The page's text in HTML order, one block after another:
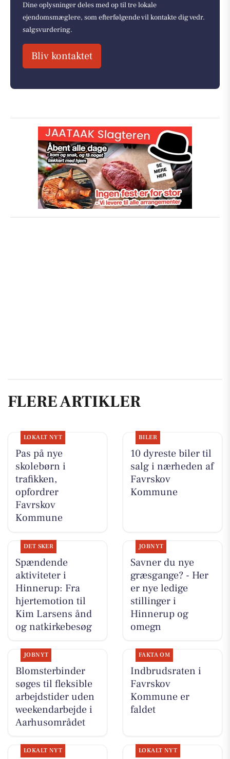
Dine oplysninger deles med op til tre lokale
ejendomsmæglere, som efterfølgende vil kontakte dig vedr.
salgsvurdering.
Bliv kontaktet
FLERE ARTIKLER
LOKALT NYT
Pas på nye
skolebørn i
trafikken,
opfordrer
Favrskov
Kommune
BILER
10 dyreste biler til
salg i nærheden af
Favrskov
Kommune
DET SKER
Spændende
aktiviteter i
Hinnerup: Fra
hjertemotion til
Kim Larsens ånd
og natkirkebesøg
JOBNYT
Savner du nye
græsgange? - Her
er nye ledige
stillinger i
Hinnerup og
omegn
JOBNYT
Blomsterbinder
søges til fleksible
arbejdstider uden
weekendarbejde i
Aarhusområdet
FAKTA OM
Indbrudsraten i
Favrskov
Kommune er
faldet
LOKALT NYT LOKALT NYT